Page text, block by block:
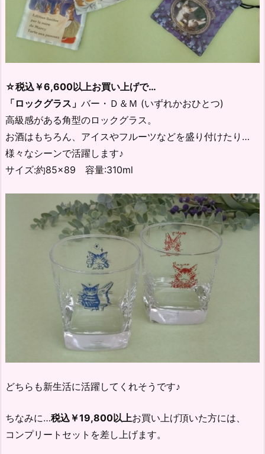
☆税込￥6,600以上お買い上げで…
「ロックグラス」 バー・Ｄ＆Ｍ (いずれかおひとつ)
高級感がある角型のロックグラス。
お酒はもちろん、アイスやフルーツなどを盛り付けたり…
様々なシーンで活躍します♪
サイズ:約85×89 容量:310ml
どちらも新生活に活躍してくれそうです♪
ちなみに…税込￥19,800以上お買い上げ頂いた方には、
コンプリートセットを差し上げます。